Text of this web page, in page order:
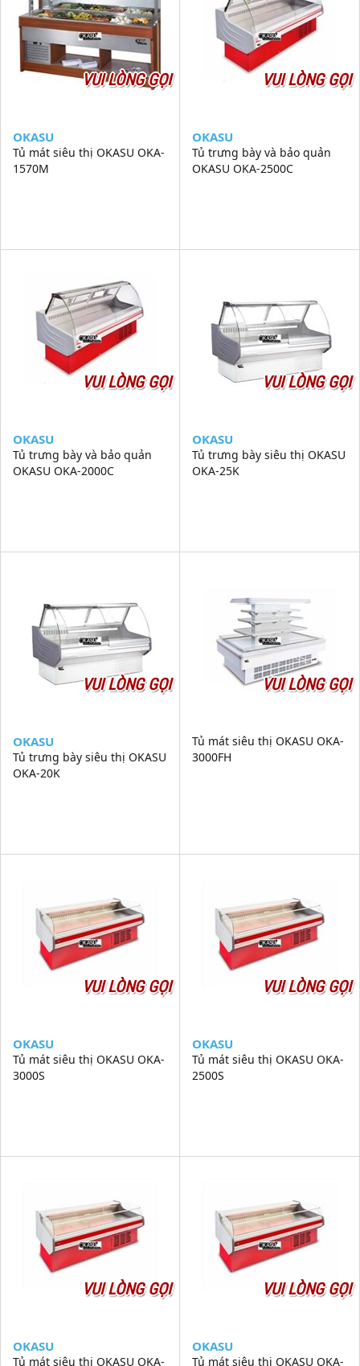
VUI LÒNG GỌI
OKASU
Tủ mát siêu thị OKASU OKA-
1570M
VUI LÒNG GỌI
OKASU
Tủ trưng bày và bảo quản
OKASU OKA-2500C
VUI LÒNG GỌI
OKASU
Tủ trưng bày và bảo quản
OKASU OKA-2000C
VUI LÒNG GỌI
OKASU
Tủ trưng bày siêu thị OKASU
OKA-25K
VUI LÒNG GỌI
OKASU
Tủ trưng bày siêu thị OKASU
OKA-20K
VUI LÒNG GỌI
Tủ mát siêu thị OKASU OKA-
3000FH
VUI LÒNG GỌI
OKASU
Tủ mát siêu thị OKASU OKA-
3000S
VUI LÒNG GỌI
OKASU
Tủ mát siêu thị OKASU OKA-
2500S
VUI LÒNG GỌI
OKASU
Tủ mát siêu thị OKASU OKA-
VUI LÒNG GỌI
OKASU
Tủ mát siêu thị OKASU OKA-